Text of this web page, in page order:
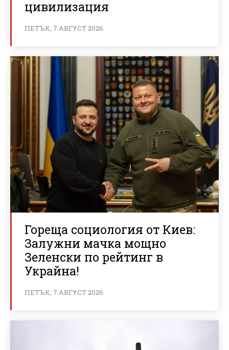
цивилизация
ПЕТЪК, 7 АВГУСТ 2026
Гореща социология от Киев:
Залужни мачка мощно
Зеленски по рейтинг в
Украйна!
ПЕТЪК, 7 АВГУСТ 2026